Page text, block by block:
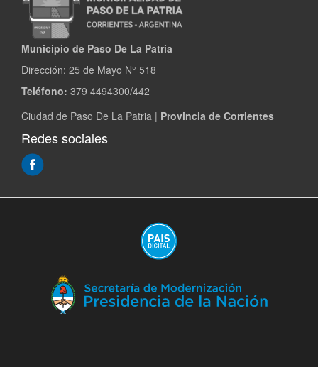
Patria
Municipio de Paso De La Patria
Dirección: 25 de Mayo N° 518
Teléfono: 379 4494300/442
Ciudad de Paso De La Patria | Provincia de Corrientes
Redes sociales